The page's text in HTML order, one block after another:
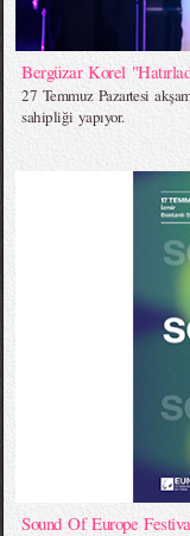
Bergüzar Korel
27 Temmuz Pazartesi
sahipliği yapıyor.
Sound Of Europe